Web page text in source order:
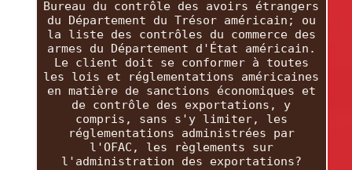
Bureau du contrôle des avoirs étrangers
du Département du Trésor américain; ou
la liste des contrôles du commerce des
armes du Département d'État américain.
Le client doit se conformer à toutes
les lois et réglementations américaines
en matière de sanctions économiques et
de contrôle des exportations, y
compris, sans s'y limiter, les
réglementations administrées par
l'OFAC, les règlements sur
l'administration des exportations?